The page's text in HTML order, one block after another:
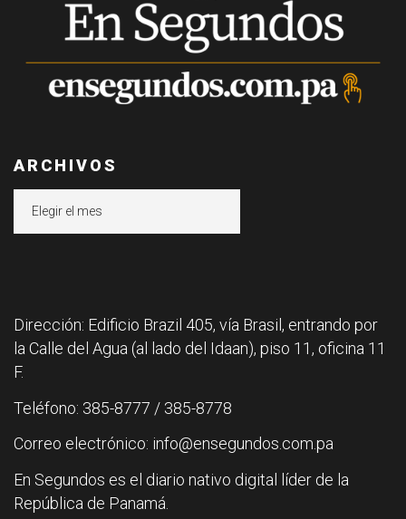
ARCHIVOS
Dirección: Edificio Brazil 405, vía Brasil, entrando por
la Calle del Agua (al lado del Idaan), piso 11, oficina 11
F.
Teléfono: 385-8777 / 385-8778
Correo electrónico: info@ensegundos.com.pa
En Segundos es el diario nativo digital líder de la
República de Panamá.